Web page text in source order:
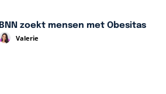
BNN zoekt mensen met Obesitas
Valerie